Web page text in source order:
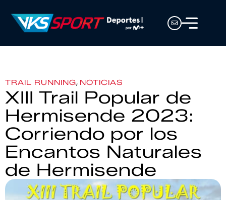
TRAIL RUNNING, NOTICIAS
XIII Trail Popular de
Hermisende 2023:
Corriendo por los
Encantos Naturales
de Hermisende